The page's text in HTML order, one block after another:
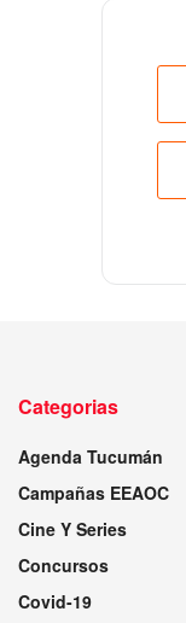
Categorias
Agenda Tucumán
Campañas EEAOC
Cine Y Series
Concursos
Covid-19